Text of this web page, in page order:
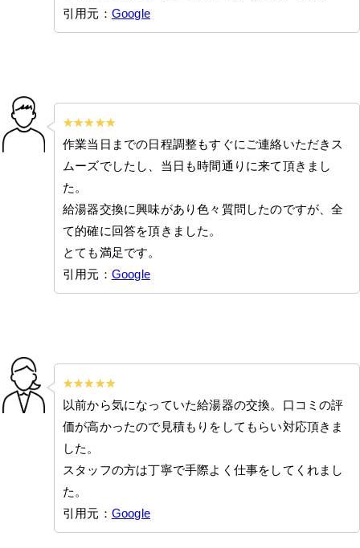
引用元： Google
作業当日までの日程調整もすぐにご連絡いただきス
ムーズでしたし、当日も時間通りに来て頂きまし
た。
給湯器交換に興味があり色々質問したのですが、全
て的確に回答を頂きました。
とても満足です。
引用元： Google
以前から気になっていた給湯器の交換。口コミの評
価が高かったので見積もりをしてもらい対応頂きま
した。
スタッフの方は丁寧で手際よく仕事をしてくれまし
た。
引用元： Google